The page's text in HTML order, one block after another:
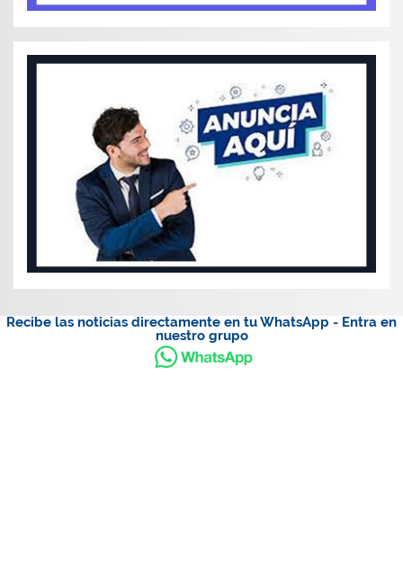
Recibe las noticias directamente en tu WhatsApp - Entra en
nuestro grupo